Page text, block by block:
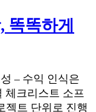
똑똑하게
– 수익 인식은
체크리스트 소프
젝트 단위로 진행